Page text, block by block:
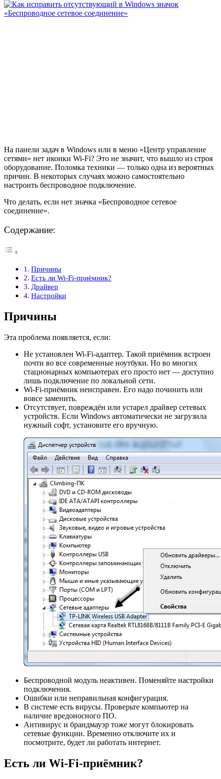
На панели задач в Windows или в меню «Центр управление
сетями» нет иконки Wi-Fi? Это не значит, что вышло из строя
оборудование. Поломка техники — только одна из вероятных
причин. В некоторых случаях можно самостоятельно
настроить беспроводное подключение.
Что делать, если нет значка «Беспроводное сетевое
соединение».
Содержание:
Причины
Есть ли Wi-Fi-приёмник?
Драйвер
Настройки
Причины
Эта проблема появляется, если:
Не установлен Wi-Fi-адаптер. Такой приёмник встроен
почти во все современные ноутбуки. Но во многих
стационарных компьютерах его просто нет — доступно
лишь подключение по локальной сети.
Wi-Fi-приёмник неисправен. Его надо починить или
вовсе заменить.
Отсутствует, повреждён или устарел драйвер сетевых
устройств. Если Windows автоматически не загрузила
нужный софт, установите его вручную.
Беспроводной модуль неактивен. Поменяйте настройки
подключения.
Ошибки или неправильная конфигурация.
В системе есть вирусы. Проверьте компьютер на
наличие вредоносного ПО.
Антивирус и брандмауэр тоже могут блокировать
сетевые функции. Временно отключите их и
посмотрите, будет ли работать интернет.
Есть ли Wi-Fi-приёмник?